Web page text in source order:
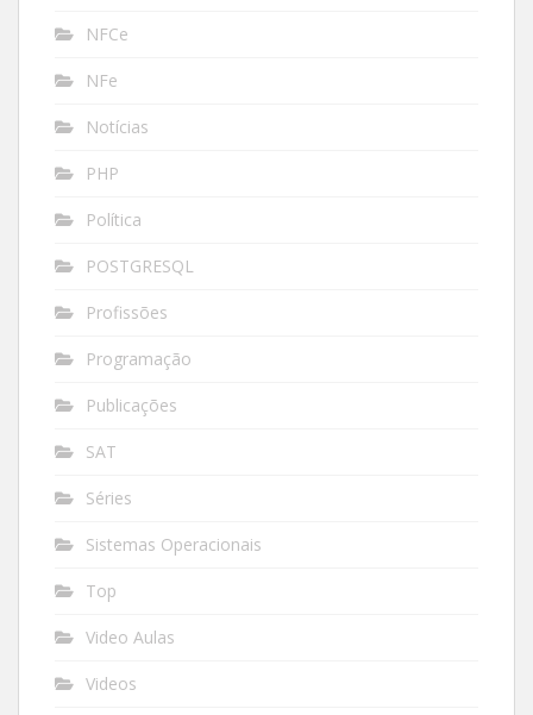
NFCe
NFe
Notícias
PHP
Política
POSTGRESQL
Profissões
Programação
Publicações
SAT
Séries
Sistemas Operacionais
Top
Video Aulas
Videos